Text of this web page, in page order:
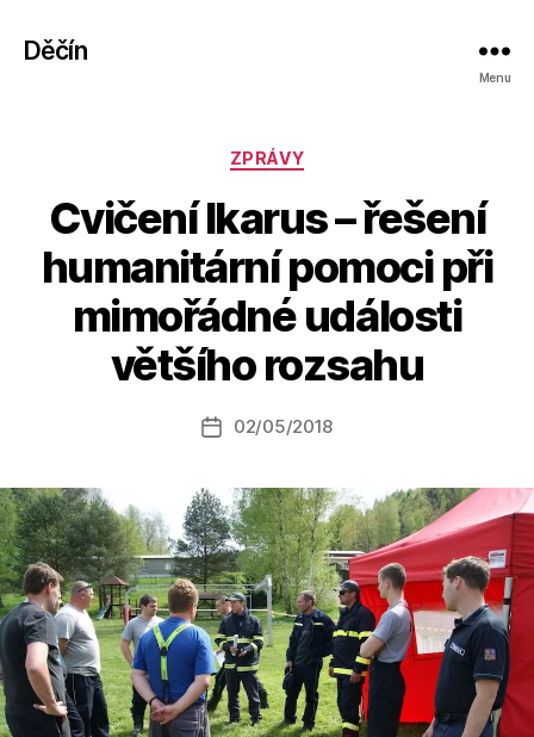
Děčín
Menu
Rubriky
ZPRÁVY
Cvičení Ikarus – řešení
humanitární pomoci při
mimořádné události
většího rozsahu
Autor
příspěvku
u
o
a
s
o
Datum
02/05/2018